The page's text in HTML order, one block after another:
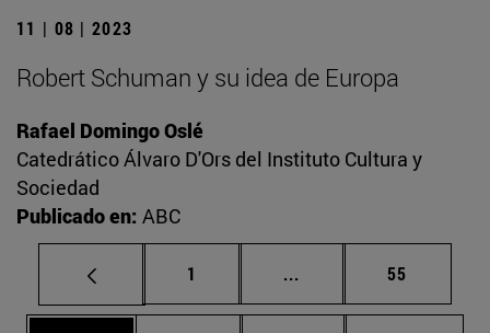
11 | 08 | 2023
Robert Schuman y su idea de Europa
Rafael Domingo Oslé
Catedrático Álvaro D'Ors del Instituto Cultura y
Sociedad
Publicado en: ABC
Página
1 ... Páginas intermedias
Página
55